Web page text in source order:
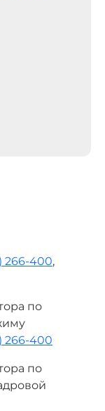
266-400,
по
266-400
по